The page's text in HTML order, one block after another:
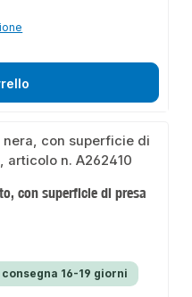
con superficie di presa
16-19 giorni